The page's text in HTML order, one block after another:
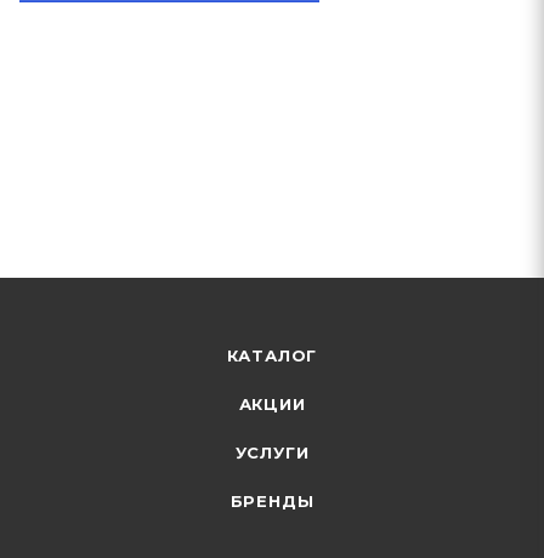
КАТАЛОГ
АКЦИИ
УСЛУГИ
БРЕНДЫ